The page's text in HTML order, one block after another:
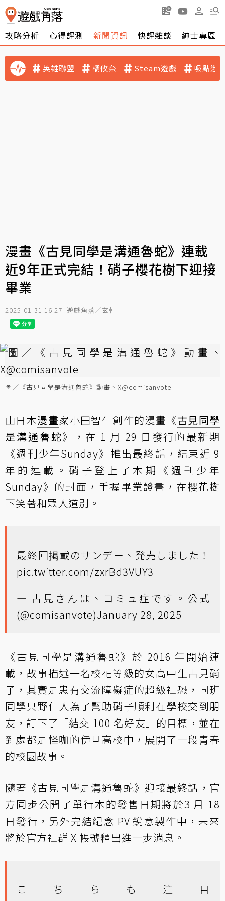
攻略分析 心得評測 新聞資訊 快評雜談 紳士專區
英雄聯盟 橘攸奈 Steam遊戲 吸點迷
漫畫《古見同學是溝通魯蛇》連載
近9年正式完結！硝子櫻花樹下迎接
畢業
2025-01-31 16:27 遊戲角落／玄軒軒
圖／《古見同學是溝通魯蛇》動畫、X@comisanvote
由日本漫畫家小田智仁創作的漫畫《古見同學
是溝通魯蛇》，在 1 月 29 日發行的最新期
《週刊少年Sunday》推出最終話，結束近 9
年的連載。硝子登上了本期《週刊少年
Sunday》的封面，手握畢業證書，在櫻花樹
下笑著和眾人道別。
最終回掲載のサンデー、発売しました！
pic.twitter.com/zxrBd3VUY3
— 古見さんは、コミュ症です。公式
(@comisanvote)January 28, 2025
《古見同學是溝通魯蛇》於 2016 年開始連
載，故事描述一名校花等級的女高中生古見硝
子，其實是患有交流障礙症的超級社恐，同班
同學只野仁人為了幫助硝子順利在學校交到朋
友，訂下了「結交 100 名好友」的目標，並在
到處都是怪咖的伊旦高校中，展開了一段青春
的校園故事。
隨著《古見同學是溝通魯蛇》迎接最終話，官
方同步公開了單行本的發售日期將於3 月 18
日發行，另外完結紀念 PV 銳意製作中，未來
將於官方社群 X 帳號釋出進一步消息。
こちらも注目